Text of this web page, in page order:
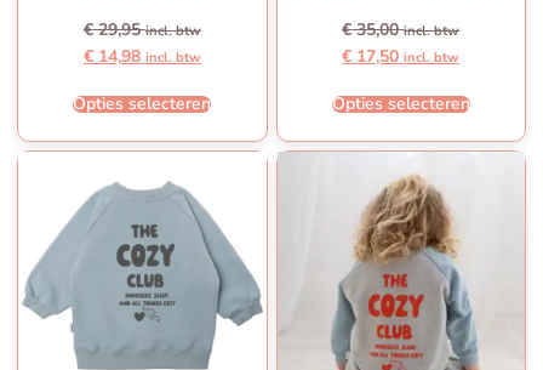
€29,95 incl. btw
€14,98 incl. btw
Opties selecteren
€35,00 incl. btw
€ 17,50 incl. btw
Opties selecteren